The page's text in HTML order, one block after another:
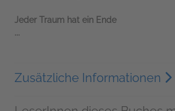
Jeder Traum hat ein Ende
...
Zusätzliche Informationen